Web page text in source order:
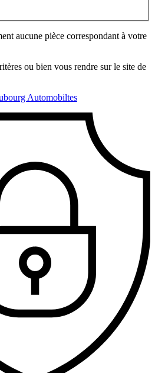
aucune pièce correspondant à votre
ou bien vous rendre sur le site de
Automobiltes